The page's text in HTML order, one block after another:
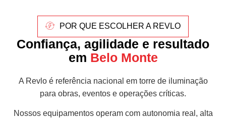
POR QUE ESCOLHER A REVLO
Confiança, agilidade e resultado
em Belo Monte
A Revlo é referência nacional em torre de iluminação
para obras, eventos e operações críticas.
Nossos equipamentos operam com autonomia real, alta